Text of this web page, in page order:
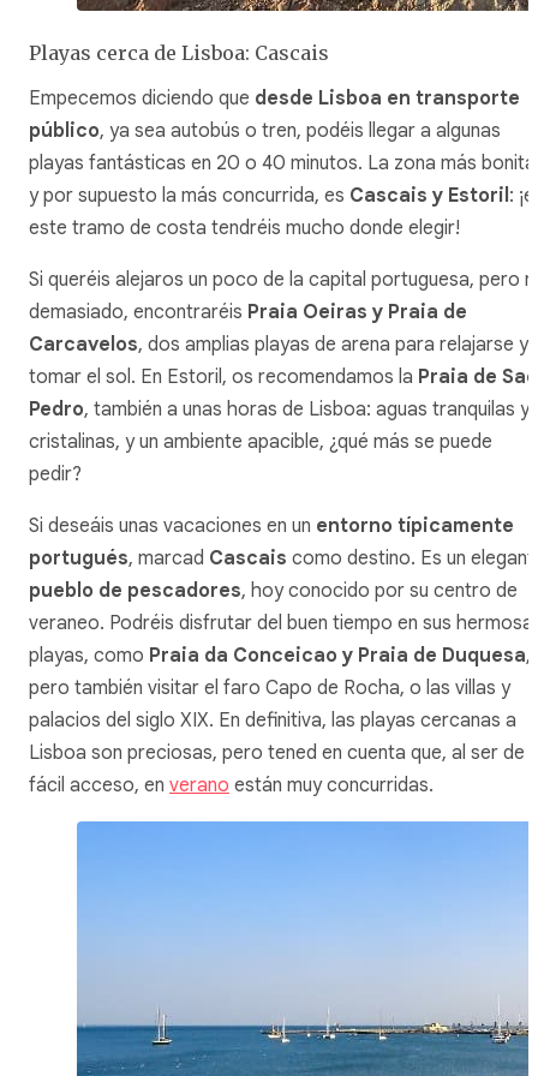
Playas cerca de Lisboa: Cascais
Empecemos diciendo que desde Lisboa en transporte
público, ya sea autobús o tren, podéis llegar a algunas
playas fantásticas en 20 o 40 minutos. La zona más
y por supuesto la más concurrida, es Cascais y Estoril:
este tramo de costa tendréis mucho donde elegir!
Si queréis alejaros un poco de la capital portuguesa, pero
demasiado, encontraréis Praia Oeiras y Praia de
Carcavelos, dos amplias playas de arena para relajarse y
tomar el sol. En Estoril, os recomendamos la Praia de Sao
Pedro, también a unas horas de Lisboa: aguas tranquilas y
cristalinas, y un ambiente apacible, ¿qué más se puede
pedir?
Si deseáis unas vacaciones en un entorno típicamente
portugués, marcad Cascais como destino. Es un
pueblo de pescadores, hoy conocido por su centro de
veraneo. Podréis disfrutar del buen tiempo en sus
playas, como Praia da Conceicao y Praia de Duquesa,
pero también visitar el faro Capo de Rocha, o las villas y
palacios del siglo XIX. En definitiva, las playas cercanas a
Lisboa son preciosas, pero tened en cuenta que, al ser de
fácil acceso, en verano están muy concurridas.